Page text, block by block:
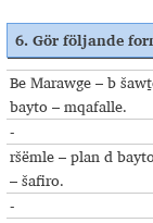
6. Gör följande
Be Marawge – b
bayto – mqafalle.
-
ršëmle – plan d
– šafiro.
-